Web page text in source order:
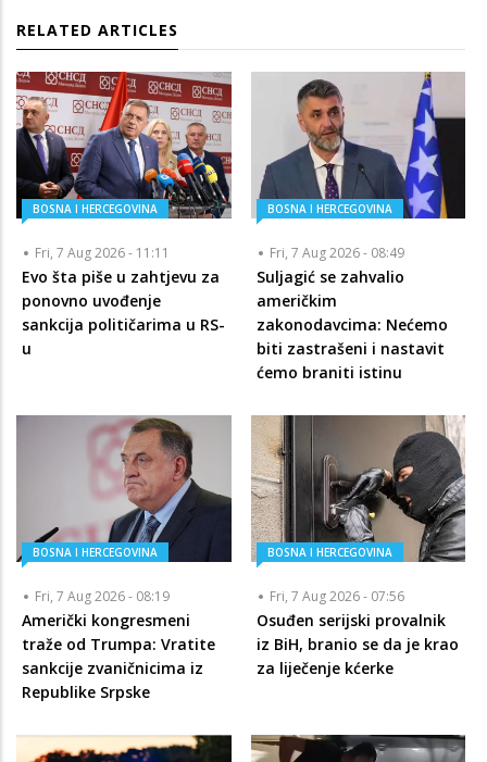
RELATED ARTICLES
BOSNA I HERCEGOVINA
Fri, 7 Aug 2026 - 11:11
Evo šta piše u zahtjevu za
ponovno uvođenje
sankcija političarima u RS-
u
BOSNA I HERCEGOVINA
Fri, 7 Aug 2026 - 08:49
Suljagić se zahvalio
američkim
zakonodavcima: Nećemo
biti zastrašeni i nastavit
ćemo braniti istinu
BOSNA I HERCEGOVINA
Fri, 7 Aug 2026 - 08:19
Američki kongresmeni
traže od Trumpa: Vratite
sankcije zvaničnicima iz
Republike Srpske
BOSNA I HERCEGOVINA
Fri, 7 Aug 2026 - 07:56
Osuđen serijski provalnik
iz BiH, branio se da je krao
za liječenje kćerke